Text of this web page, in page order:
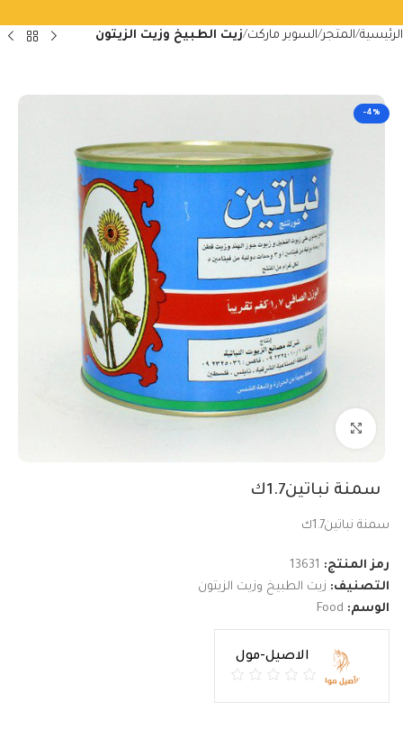
الرئيسية المتجر السوبر ماركت زيت الطبيخ وزيت الزيتون
-4%
Click to enlarge
سمنة نباتين1.7ك
سمنة نباتين1.7ك
رمز المنتج: 13631
التصنيف: زيت الطبيخ وزيت الزيتون
الوسم: Food
الاصيل-مول